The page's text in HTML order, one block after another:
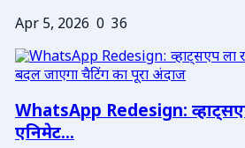
Apr 5, 2026 0 36
WhatsApp Redesign:
एनिमेट...